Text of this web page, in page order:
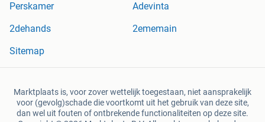
Perskamer
Adevinta
2dehands
2ememain
Sitemap
Marktplaats is, voor zover wettelijk toegestaan, niet aansprakelijk
voor (gevolg)schade die voortkomt uit het gebruik van deze site,
dan wel uit fouten of ontbrekende functionaliteiten op deze site.